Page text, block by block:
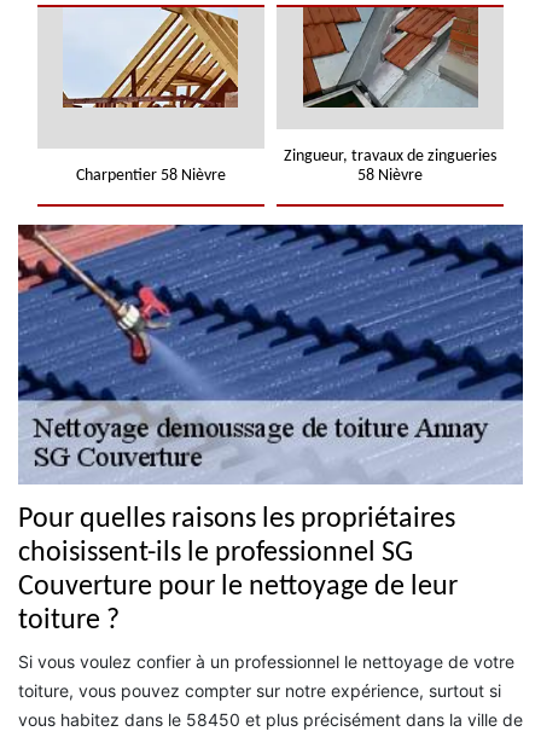
Charpentier 58 Nièvre
Zingueur, travaux de zingueries
58 Nièvre
Pour quelles raisons les propriétaires
choisissent-ils le professionnel SG
Couverture pour le nettoyage de leur
toiture ?
Si vous voulez confier à un professionnel le nettoyage de votre
toiture, vous pouvez compter sur notre expérience, surtout si
vous habitez dans le 58450 et plus précisément dans la ville de